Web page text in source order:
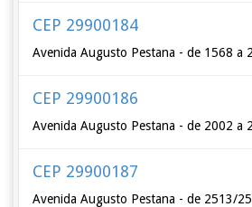
CEP 29900184
Avenida Augusto Pestana - de 1568 a
CEP 29900186
Avenida Augusto Pestana - de 2002 a
CEP 29900187
Avenida Augusto Pestana - de 2513/